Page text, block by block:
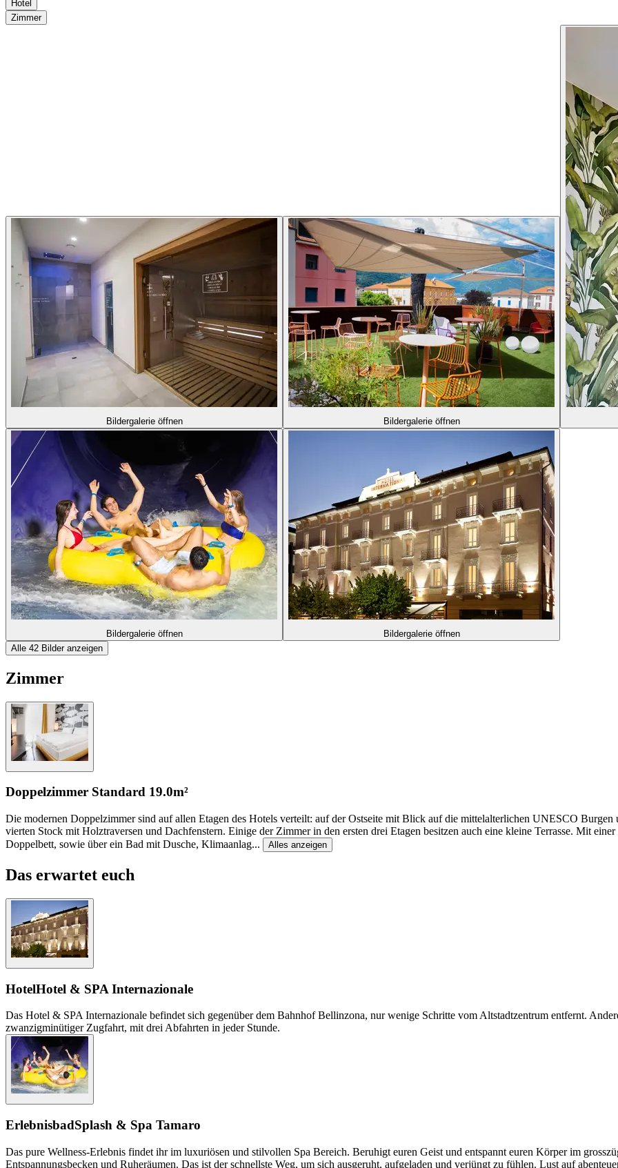
Hotel
Zimmer
Bildergalerie öffnen Bildergalerie öffnen
Bildergalerie öffnen
Bildergalerie öffnen
Alle 42 Bilder anzeigen
Zimmer
Doppelzimmer Standard 19.0m²
Die modernen Doppelzimmer sind auf allen Etagen des Hotels verteilt: auf der Ostseite mit Blick auf die mittelalterlichen UNESCO
vierten Stock mit Holztraversen und Dachfenstern. Einige der Zimmer in den ersten drei Etagen besitzen auch eine kleine Terrasse. Mit
Doppelbett, sowie über ein Bad mit Dusche, Klimaanlag... Alles anzeigen
Das erwartet euch
HotelHotel & SPA Internazionale
Das Hotel & SPA Internazionale befindet sich gegenüber dem Bahnhof Bellinzona, nur wenige Schritte vom Altstadtzentrum entfernt.
zwanzigminütiger Zugfahrt, mit drei Abfahrten in jeder Stunde.
ErlebnisbadSplash & Spa Tamaro
Das pure Wellness-Erlebnis findet ihr im luxuriösen und stilvollen Spa Bereich. Beruhigt euren Geist und entspannt euren Körper im
Entspannungsbecken und Ruheräumen. Das ist der schnellste Weg, um sich ausgeruht, aufgeladen und verjüngt zu fühlen. Lust auf